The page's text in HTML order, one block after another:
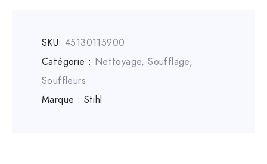
SKU: 45130115900
Catégorie : Nettoyage, Soufflage,
Souffleurs
Marque : Stihl